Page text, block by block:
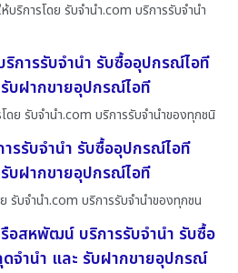
ริการโดย รับจํานํา.com บริการรับจำนำ
การรับจำนำ รับซื้ออุปกรณ์ไอที
บฝากขายอุปกรณ์ไอที
ดย รับจํานํา.com บริการรับจำนำของทุกชนิ
รรับจำนำ รับซื้ออุปกรณ์ไอที
บฝากขายอุปกรณ์ไอที
รับจํานํา.com บริการรับจำนำของทุกชน
อสหพัฒน์ บริการรับจำนำ รับซื้อ
จำนำ และ รับฝากขายอุปกรณ์